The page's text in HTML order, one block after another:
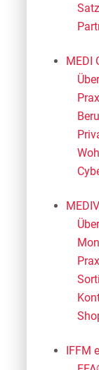
MEDI
IFFM